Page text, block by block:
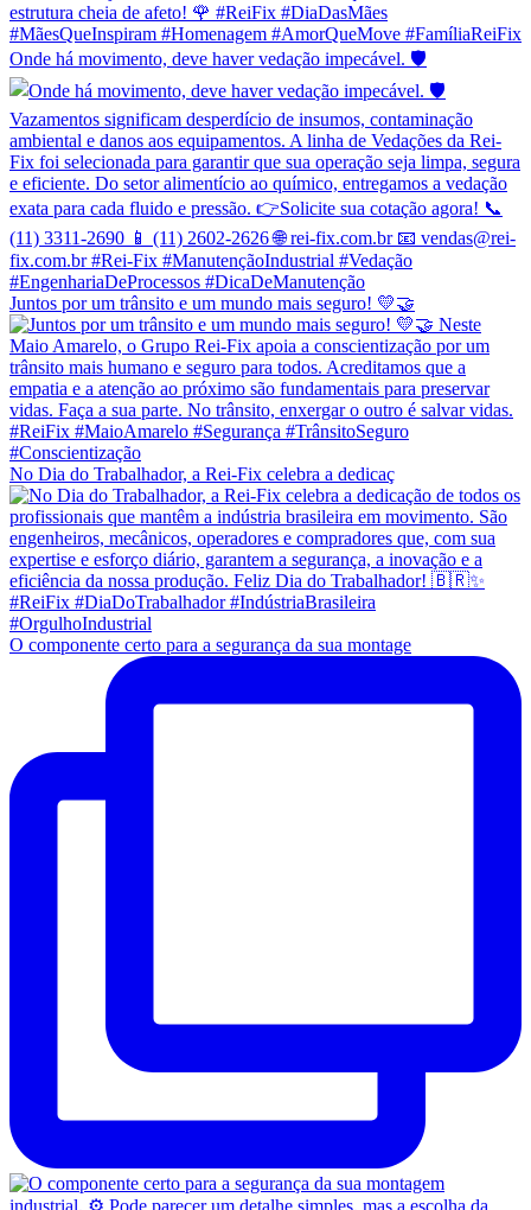
Onde há movimento, deve haver vedação impecável. 🛡
Juntos por um trânsito e um mundo mais seguro! 💛🤝
No Dia do Trabalhador, a Rei-Fix celebra a dedicaç
O componente certo para a segurança da sua montage